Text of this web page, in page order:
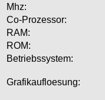
Mhz:
Co-Prozessor:
RAM:
ROM:
Betriebssystem:
Grafikaufloesung: